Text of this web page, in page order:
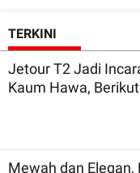
TERKINI
Jetour T2 Jadi
Kaum Hawa,
Mewah dan Elegan,